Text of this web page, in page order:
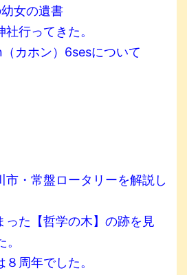
女の遺書
行ってきた。
（カホン）6sesについて
市・常盤ロータリーを解説し
った【哲学の木】の跡を見
８周年でした。